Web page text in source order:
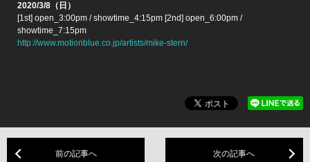
2020/3/8（日）
[1st] open_3:00pm / showtime_4:15pm [2nd] open_6:00pm /
showtime_7:15pm
http://www.motionblue.co.jp/artists/mike-stern/
前の記事へ 次の記事へ